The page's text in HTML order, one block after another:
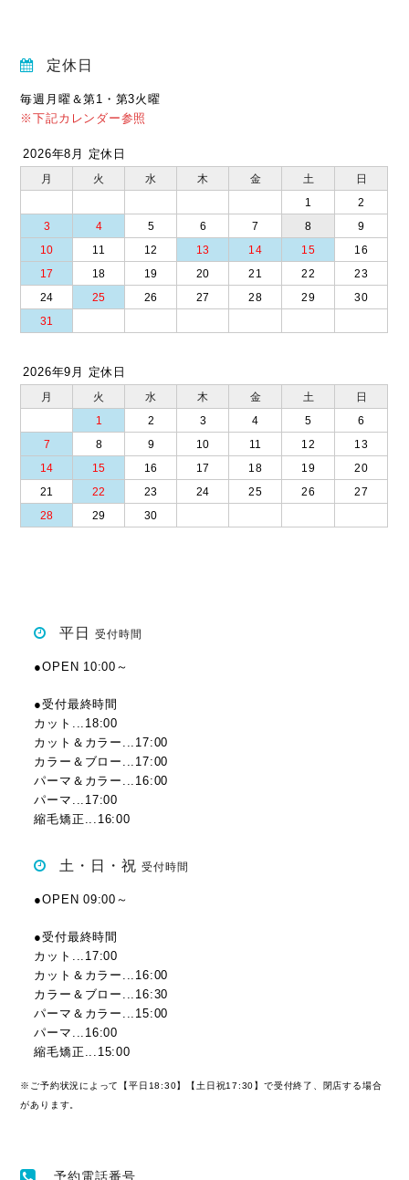
定休日
毎週月曜＆第1・第3火曜
※下記カレンダー参照
2026年8月 定休日
月 火 水 木 金 土
日
1
2
3
4 5 6 7 8
9
10
11 12 13 14 15
16
17
18 19 20 21 22
23
24
25 26 27 28 29
30
31
2026年9月 定休日
月 火 水 木 金 土
日
1
2 3 4 5
6
7
8 9 10 11 12
13
14
15 16 17 18 19
20
21
22 23 24 25 26
27
28
29 30
平日受付時間
●OPEN 10:00～
●受付最終時間
カット...18:00
カット＆カラー...17:00
カラー＆ブロー...17:00
パーマ＆カラー...16:00
パーマ...17:00
縮毛矯正...16:00
土・日・祝受付時間
●OPEN 09:00～
●受付最終時間
カット...17:00
カット＆カラー...16:00
カラー＆ブロー...16:30
パーマ＆カラー...15:00
パーマ...16:00
縮毛矯正...15:00
※ご予約状況によって【平日18:30】【土日祝17:30】で受付終了、閉店する場合
があります。
予約電話番号